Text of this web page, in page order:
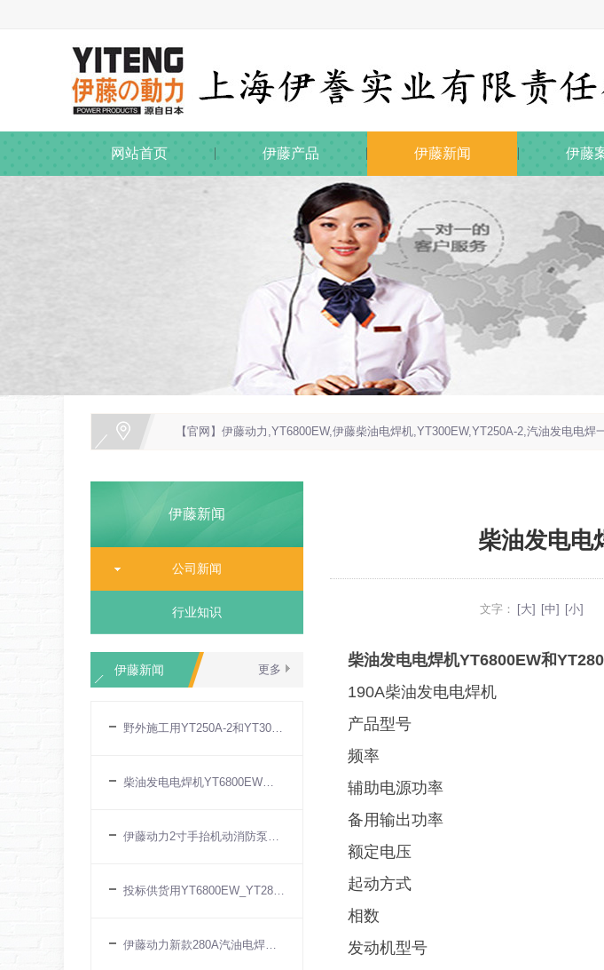
网站首页 伊藤产品 伊藤新闻 伊藤
【官网】伊藤动力,YT6800EW,伊藤柴油电焊机,YT300EW,YT250A-2,汽油发电电焊
伊藤新闻
公司新闻
行业知识
更多
伊藤新闻
野外施工用YT250A-2和YT300AQ汽油发电电
柴油发电电焊机YT6800EW厂家现货
伊藤动力2寸手抬机动消防泵YT20PFE
投标供货用YT6800EW_YT280A_YT300EW伊藤动力
伊藤动力新款280A汽油电焊机YT300AQ上市
柴油发电电
文字： [大] [中] [小]
柴油发电电焊机YT6800EW和
190A柴油发电电焊机
产品型号
频率
辅助电源功率
备用输出功率
额定电压
起动方式
相数
发动机型号